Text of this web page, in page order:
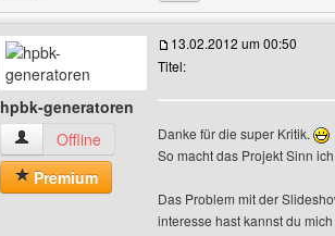
hpbk-generatoren
hpbk-generatoren Benutzer-Profile anzeigen
Offline
Premium
13.02.2012 um 00:50
Titel:
Danke für die super Kritik.
So macht das Projekt Sinn
Das Problem mit der
interesse hast kannst du